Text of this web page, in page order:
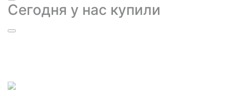
Сегодня у нас купили